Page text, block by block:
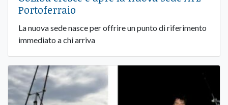
Portoferraio
La nuova sede nasce per offrire un punto di riferimento
immediato a chi arriva